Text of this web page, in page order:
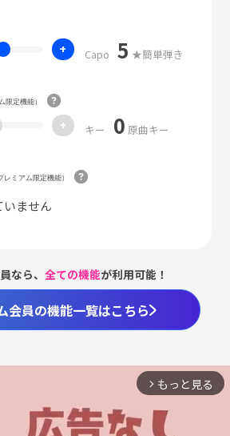
+ Capo 5 ★簡単弾き
限定機能）
+ キー 0 原曲キー
レミアム限定機能）
いません
なら、全ての機能が利用可能！
会員の機能一覧はこちら
arrow_forward_ios もっと見る